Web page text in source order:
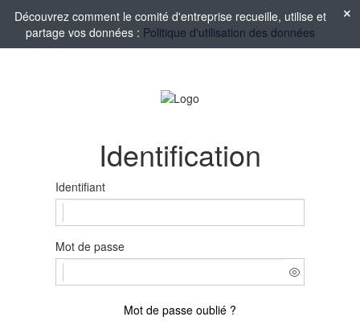
Découvrez comment le comité d'entreprise recueille, utilise et
partage vos données : Politique d'utilisation des données
Identification
Identifiant
Mot de passe
Mot de passe oublié ?